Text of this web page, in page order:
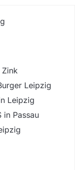
Zink
Leipzig
Leipzig
in Passau